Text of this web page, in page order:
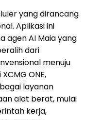
yang dirancang
Aplikasi ini
agen AI Maia yang
dari
menuju
ONE,
layanan
alat berat, mulai
kerja,